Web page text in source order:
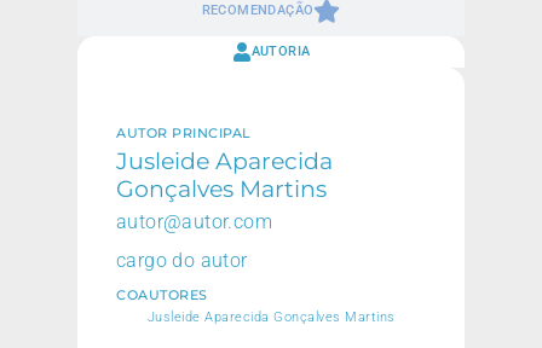
RECOMENDAÇÃO
AUTORIA
AUTOR PRINCIPAL
Jusleide Aparecida
Gonçalves Martins
autor@autor.com
cargo do autor
COAUTORES
Jusleide Aparecida Gonçalves Martins